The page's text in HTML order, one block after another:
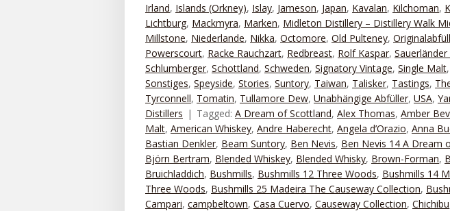
Irland, Islands (Orkney), Islay, Jameson, Japan, Kavalan, Kilchoman,
Lichtburg, Mackmyra, Marken, Midleton Distillery – Distillery Walk
Millstone, Niederlande, Nikka, Octomore, Old Pulteney,
Powerscourt, Racke Rauchzart, Redbreast, Rolf Kaspar,
Schlumberger, Schottland, Schweden, Signatory Vintage, Single Malt,
Sonstiges, Speyside, Stories, Suntory, Taiwan, Talisker, Tastings,
Tyrconnell, Tomatin, Tullamore Dew, Unabhängige Abfüller, USA,
Distillers
Tagged: A Dream of Scottland, Alex Thomas, Amber
Malt, American Whiskey, Andre Haberecht, Angela d’Orazio, Anna
Bastian Denkler, Beam Suntory, Ben Nevis, Ben Nevis 14 A Dream
Björn Bertram, Blended Whiskey, Blended Whisky, Brown-Forman,
Bruichladdich, Bushmills, Bushmills 12 Three Woods, Bushmills 14
Three Woods, Bushmills 25 Madeira The Causeway Collection,
Campari, campbeltown, Casa Cuervo, Causeway Collection, Chichibu